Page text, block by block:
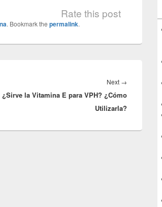
Rate this post
. Bookmark the permalink.
Next →
post:
¿Sirve la Vitamina E para VPH? ¿Cómo
Utilizarla?